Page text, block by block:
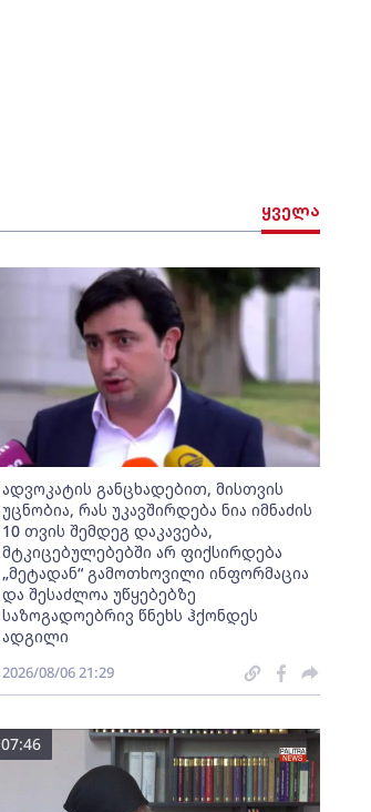
ყველა
ადვოკატის განცხადებით, მისთვის
უცნობია, რას უკავშირდება ნია იმნაძის
10 თვის შემდეგ დაკავება,
მტკიცებულებებში არ ფიქსირდება
„მეტადან“ გამოთხოვილი ინფორმაცია
და შესაძლოა უწყებებზე
საზოგადოებრივ წნეხს ჰქონდეს
ადგილი
2026/08/06 21:29
07:46